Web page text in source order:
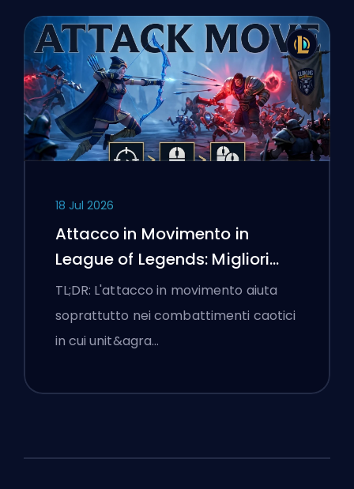
18 Jul 2026
Attacco in Movimento in
League of Legends: Migliori
Impostazioni
TL;DR: L'attacco in movimento aiuta
soprattutto nei combattimenti caotici
in cui unit&agra…